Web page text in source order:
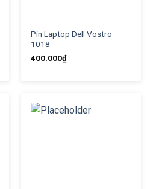
Pin Laptop Dell Vostro
1018
400.000₫